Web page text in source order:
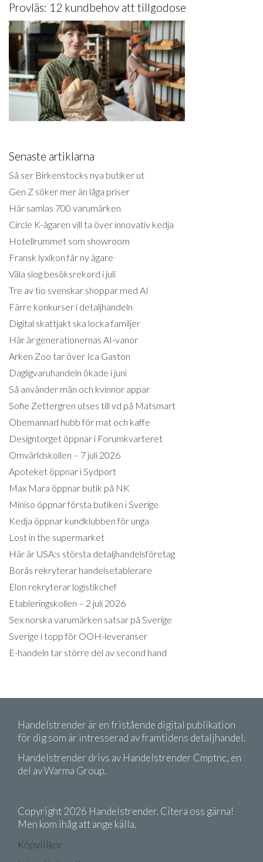
Provläs: 12 kundbehov att tillgodose
Senaste artiklarna
Så ser Birkenstocks nya butiker ut
Gen Z söker mer än låga priser
Här samlas 700 varumärken
Circle K-ägaren vill ta över innovativ kedja
Hotellrummet som showroom
Fransk lyxikon får ny ägare
Väla slog besöksrekord i juli
Tre av tio svenskar shoppar med AI
Färre konkurser i detaljhandeln
Digital skattjakt ska locka familjer
Här är generationernas AI-vanor
Arken Zoo tar över Ica Gaston
Dagligvaruhandeln ökade i juni
Så använder män och kvinnor appar
Sofie Zettergren utses till vd på Matsmart
Obemannad hubb för mat och kaffe
Designtorget öppnar i Forumkvarteret
Omvärldskollen – 7 juli 2026
Apoteket öppnar i Sydport
Max Mara öppnar butik på NK
Miniso öppnar första butiken i Sverige
Kedja öppnar kundklubben för unga
Lost in the supermarket
Här är USA:s största detaljhandelsföretag
Borås rekryterar handelsetablerare
Elon rekryterar logistikchef
Etableringskollen – 2 juli 2026
Sex norska varumärken satsar på Sverige
Sverige i topp för OOH-leveranser
E-handeln tar större del av second hand
Handelstrender är en fristående digital publikation
för dig som är intresserad av framtidens detaljhandel.
Handelstrender drivs av Handelstrender Cmptnc, en
del av Warma Group.
Copyright 2026 Handelstrender. Citera oss gärna!
Men kom ihåg att ange källa.
Köpvillkor